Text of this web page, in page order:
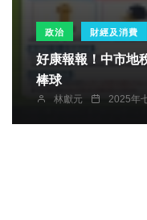
政治 財經及消費
好康報報！中市地
棒球
林獻元 2025年